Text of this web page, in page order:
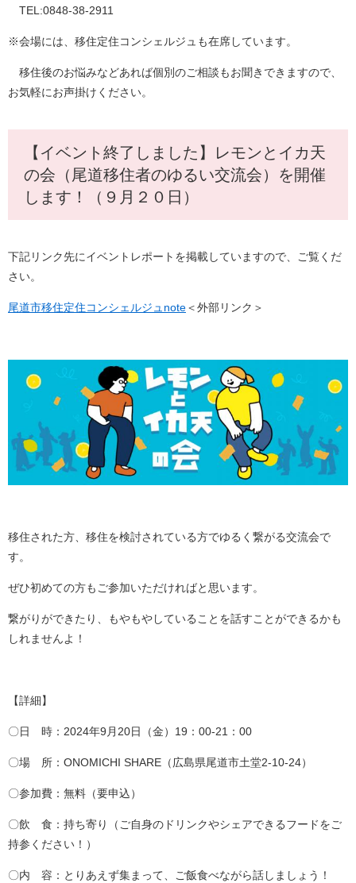
TEL:0848-38-2911
※会場には、移住定住コンシェルジュも在席しています。
移住後のお悩みなどあれば個別のご相談もお聞きできますので、
お気軽にお声掛けください。
【イベント終了しました】レモンとイカ天
の会（尾道移住者のゆるい交流会）を開催
します！（９月２０日）
下記リンク先にイベントレポートを掲載していますので、ご覧くだ
さい。
尾道市移住定住コンシェルジュnote＜外部リンク＞
移住された方、移住を検討されている方でゆるく繋がる交流会で
す。
ぜひ初めての方もご参加いただければと思います。
繋がりができたり、もやもやしていることを話すことができるかも
しれませんよ！
【詳細】
〇日 時：2024年9月20日（金）19：00-21：00
〇場 所：ONOMICHI SHARE（広島県尾道市土堂2-10-24）
〇参加費：無料（要申込）
〇飲 食：持ち寄り（ご自身のドリンクやシェアできるフードをご
持参ください！）
〇内 容：とりあえず集まって、ご飯食べながら話しましょう！